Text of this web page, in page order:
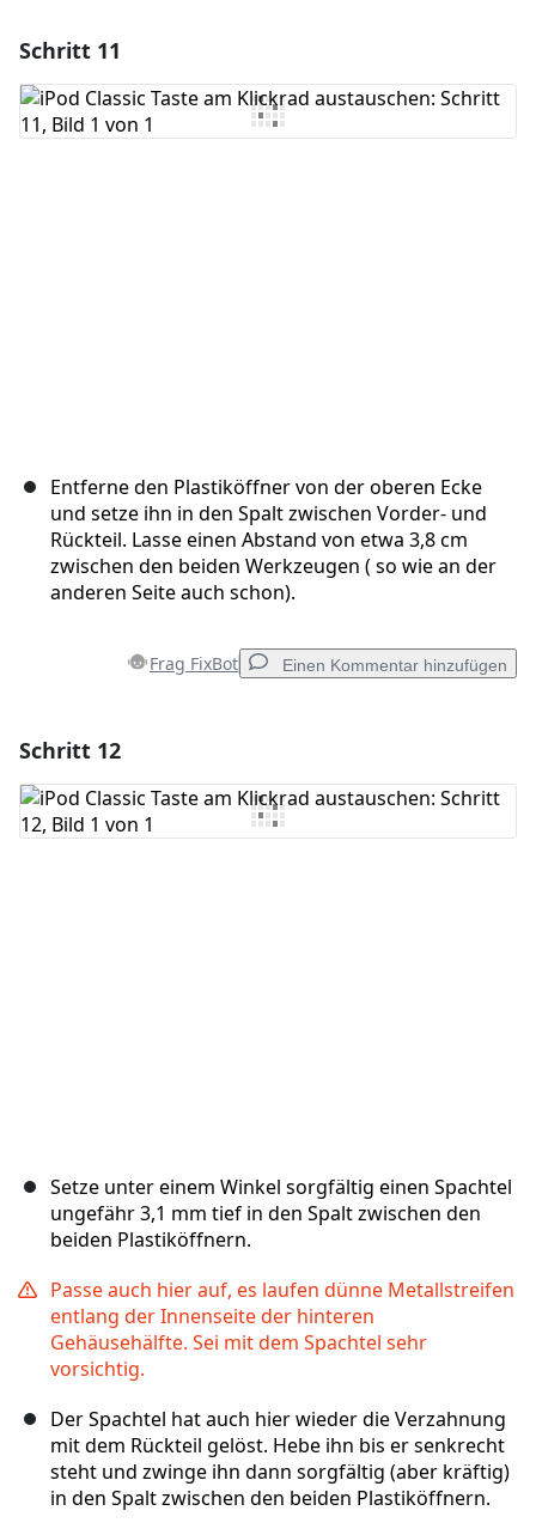
Schritt 11
Entferne den Plastiköffner von der oberen Ecke
und setze ihn in den Spalt zwischen Vorder- und
Rückteil. Lasse einen Abstand von etwa 3,8 cm
zwischen den beiden Werkzeugen ( so wie an der
anderen Seite auch schon).
Frag FixBot Einen Kommentar hinzufügen
Kommentar hinzufügen
Schritt 12
Setze unter einem Winkel sorgfältig einen Spachtel
ungefähr 3,1 mm tief in den Spalt zwischen den
beiden Plastiköffnern.
Passe auch hier auf, es laufen dünne Metallstreifen
entlang der Innenseite der hinteren
Gehäusehälfte. Sei mit dem Spachtel sehr
vorsichtig.
Der Spachtel hat auch hier wieder die Verzahnung
mit dem Rückteil gelöst. Hebe ihn bis er senkrecht
steht und zwinge ihn dann sorgfältig (aber kräftig)
in den Spalt zwischen den beiden Plastiköffnern.